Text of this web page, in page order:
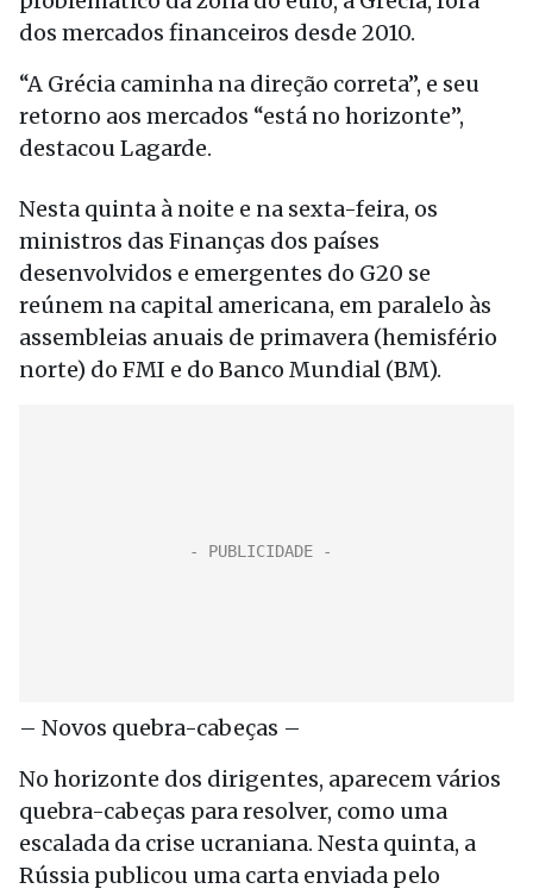
dos mercados financeiros desde 2010.
“A Grécia caminha na direção correta”, e seu
retorno aos mercados “está no horizonte”,
destacou Lagarde.
Nesta quinta à noite e na sexta-feira, os
ministros das Finanças dos países
desenvolvidos e emergentes do G20 se
reúnem na capital americana, em paralelo às
assembleias anuais de primavera (hemisfério
norte) do FMI e do Banco Mundial (BM).
– Novos quebra-cabeças –
No horizonte dos dirigentes, aparecem vários
quebra-cabeças para resolver, como uma
escalada da crise ucraniana. Nesta quinta, a
Rússia publicou uma carta enviada pelo